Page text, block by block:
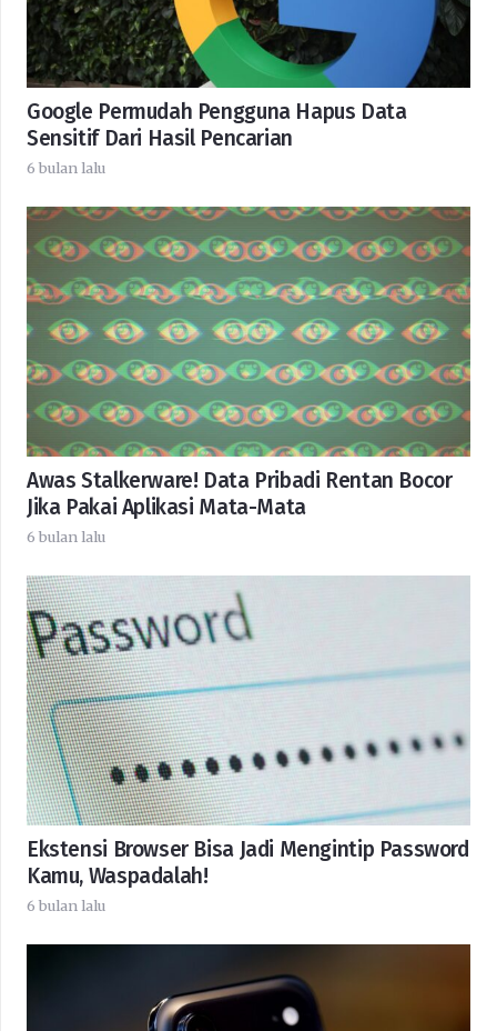
Google Permudah Pengguna Hapus Data
Sensitif Dari Hasil Pencarian
6 bulan lalu
Awas Stalkerware! Data Pribadi Rentan Bocor
Jika Pakai Aplikasi Mata-Mata
6 bulan lalu
Ekstensi Browser Bisa Jadi Mengintip Password
Kamu, Waspadalah!
6 bulan lalu